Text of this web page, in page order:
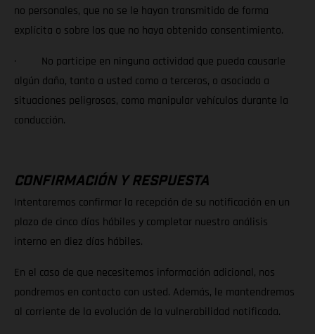
no personales, que no se le hayan transmitido de forma
explícita o sobre los que no haya obtenido consentimiento.
· No participe en ninguna actividad que pueda causarle
algún daño, tanto a usted como a terceros, o asociada a
situaciones peligrosas, como manipular vehículos durante la
conducción.
CONFIRMACIÓN Y RESPUESTA
Intentaremos confirmar la recepción de su notificación en un
plazo de cinco días hábiles y completar nuestro análisis
interno en diez días hábiles.
En el caso de que necesitemos información adicional, nos
pondremos en contacto con usted. Además, le mantendremos
al corriente de la evolución de la vulnerabilidad notificada.